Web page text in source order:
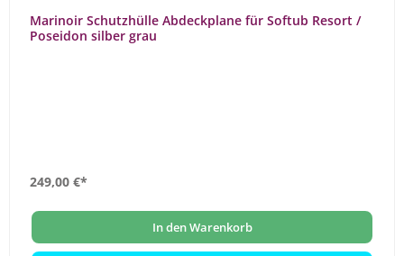
Marinoir Schutzhülle Abdeckplane für Softub Resort /
Poseidon silber grau
249,00 €*
In den Warenkorb